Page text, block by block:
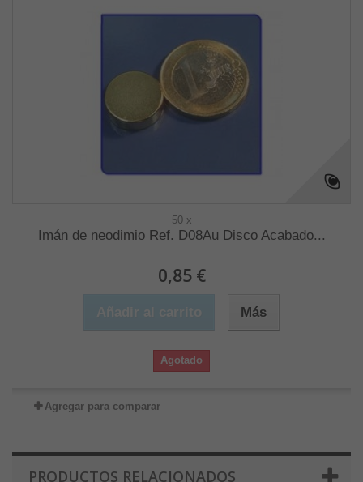
50 x
Imán de neodimio Ref. D08Au Disco Acabado...
0,85 €
Más
Agotado
Agregar para comparar
PRODUCTOS RELACIONADOS